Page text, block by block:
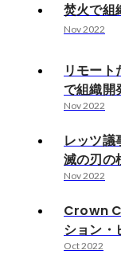
焚火で組
Nov 2022
リモー
で組織開
Nov 2022
レッツ議
滅の刃の
Nov 2022
Crown
ション・
Oct 2022